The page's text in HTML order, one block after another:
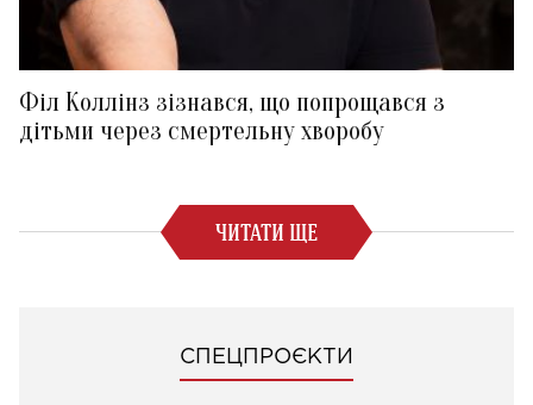
Філ Коллінз зізнався, що попрощався з
дітьми через смертельну хворобу
ЧИТАТИ ЩЕ
СПЕЦПРОЄКТИ